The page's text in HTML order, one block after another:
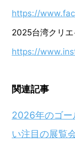
https://
2025台湾クリ
https://
関連記事
2026年のゴー
い注目の展覧